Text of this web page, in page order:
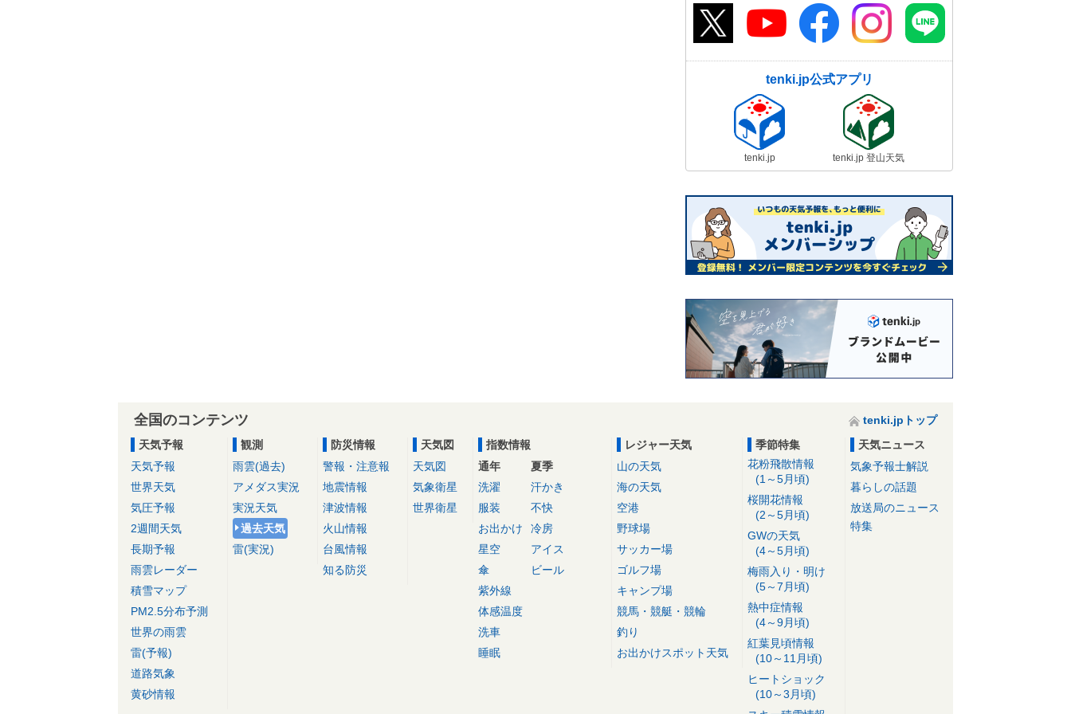
tenki.jp公式アプリ
tenki.jp tenki.jp 登山天気
全国のコンテンツ
tenki.jpトップ
天気予報
天気予報
世界天気
気圧予報
2週間天気
長期予報
雨雲レーダー
積雪マップ
PM2.5分布予測
世界の雨雲
雷(予報)
道路気象
黄砂情報
観測
雨雲(過去)
アメダス実況
実況天気
過去天気
雷(実況)
防災情報
警報・注意報
地震情報
津波情報
火山情報
台風情報
知る防災
天気図
天気図
気象衛星
世界衛星
指数情報
通年
洗濯
服装
お出かけ
星空
傘
紫外線
体感温度
洗車
睡眠
夏季
汗かき
不快
冷房
アイス
ビール
レジャー天気
山の天気
海の天気
空港
野球場
サッカー場
ゴルフ場
キャンプ場
競馬・競艇・競輪
釣り
お出かけスポット天気
季節特集
花粉飛散情報
(1～5月頃)
桜開花情報
(2～5月頃)
GWの天気
(4～5月頃)
梅雨入り・明け
(5～7月頃)
熱中症情報
(4～9月頃)
紅葉見頃情報
(10～11月頃)
ヒートショック
(10～3月頃)
天気ニュース
気象予報士解説
暮らしの話題
放送局のニュース
特集